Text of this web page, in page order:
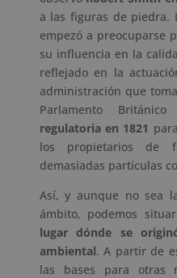
a las figuras de piedra.
empezó a preocuparse
su influencia en la
reflejado en la
administración que
Parlamento
regulatoria en 1821
los propietarios de
demasiadas partículas
Así, y aunque no sea
ámbito, podemos
lugar dónde se
ambiental. A partir de
las bases para otras